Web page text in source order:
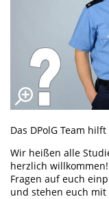
Das DPolG Team
Wir heißen alle
herzlich
Fragen auf euch
und stehen euch mit